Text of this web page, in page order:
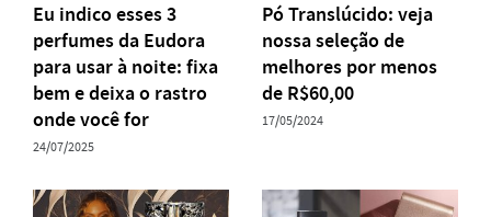
Eu indico esses 3
perfumes da Eudora
para usar à noite: fixa
bem e deixa o rastro
onde você for
24/07/2025
Pó Translúcido: veja
nossa seleção de
melhores por menos
de R$60,00
17/05/2024